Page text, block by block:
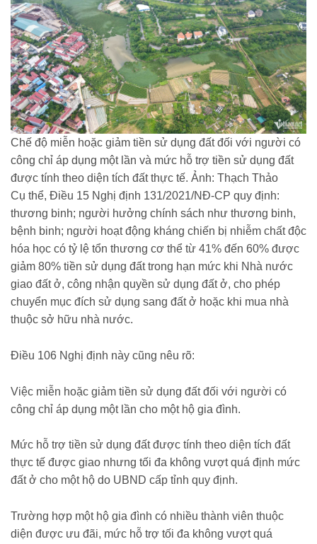
Chế độ miễn hoặc giảm tiền sử dụng đất đối với người có
công chỉ áp dụng một lần và mức hỗ trợ tiền sử dụng đất
được tính theo diện tích đất thực tế. Ảnh: Thạch Thảo
Cụ thể, Điều 15 Nghị định 131/2021/NĐ-CP quy định:
thương binh; người hưởng chính sách như thương binh,
bệnh binh; người hoạt động kháng chiến bị nhiễm chất độc
hóa học có tỷ lệ tổn thương cơ thể từ 41% đến 60% được
giảm 80% tiền sử dụng đất trong hạn mức khi Nhà nước
giao đất ở, công nhận quyền sử dụng đất ở, cho phép
chuyển mục đích sử dụng sang đất ở hoặc khi mua nhà
thuộc sở hữu nhà nước.
Điều 106 Nghị định này cũng nêu rõ:
Việc miễn hoặc giảm tiền sử dụng đất đối với người có
công chỉ áp dụng một lần cho một hộ gia đình.
Mức hỗ trợ tiền sử dụng đất được tính theo diện tích đất
thực tế được giao nhưng tối đa không vượt quá định mức
đất ở cho một hộ do UBND cấp tỉnh quy định.
Trường hợp một hộ gia đình có nhiều thành viên thuộc
diện được ưu đãi, mức hỗ trợ tối đa không vượt quá